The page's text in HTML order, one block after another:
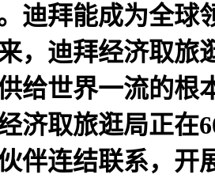
拜能成为全球
，迪拜经济取旅
给世界一流的根
济取旅逛局正在
伴连结联系，开